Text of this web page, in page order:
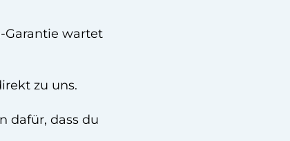
Garantie wartet
zu uns.
dafür, dass du